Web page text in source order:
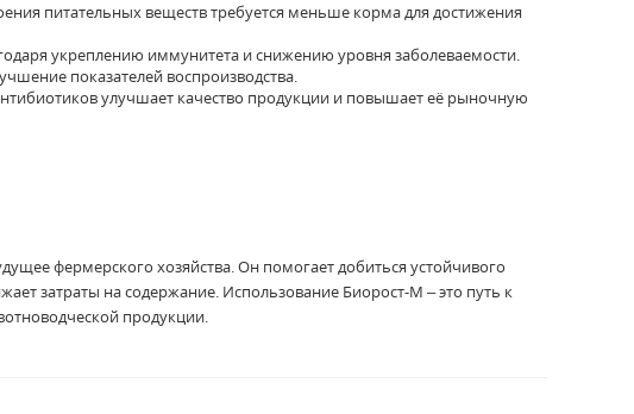
питательных веществ требуется меньше корма для достижения
укреплению иммунитета и снижению уровня заболеваемости.
показателей воспроизводства.
улучшает качество продукции и повышает её рыночную
фермерского хозяйства. Он помогает добиться устойчивого
затраты на содержание. Использование Биорост-М – это путь к
продукции.